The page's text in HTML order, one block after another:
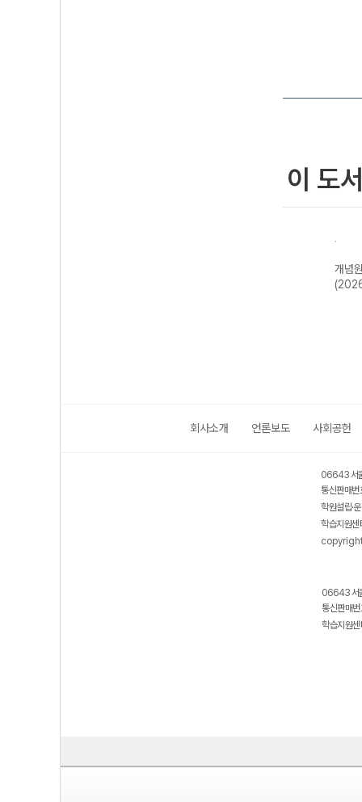
이 도
개념
회사소개 언론보도 사회공헌
06643 서
통신판매
학원설립·
학습지원
06643 서
통신판매
학습지원